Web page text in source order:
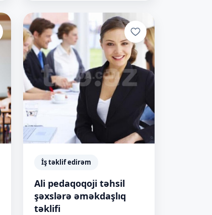
İş təklif edirəm
Ali pedaqoqoji təhsil
şəxslərə əməkdaşlıq
təklifi